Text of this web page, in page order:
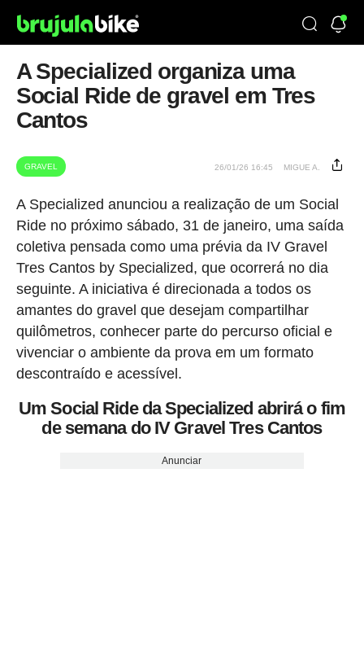
A Specialized organiza uma
Social Ride de gravel em Tres
Cantos
GRAVEL 26/01/26 16:45 MIGUE A.
A Specialized anunciou a realização de um Social
Ride no próximo sábado, 31 de janeiro, uma saída
coletiva pensada como uma prévia da IV Gravel
Tres Cantos by Specialized, que ocorrerá no dia
seguinte. A iniciativa é direcionada a todos os
amantes do gravel que desejam compartilhar
quilômetros, conhecer parte do percurso oficial e
vivenciar o ambiente da prova em um formato
descontraído e acessível.
Um Social Ride da Specialized abrirá o fim
de semana do IV Gravel Tres Cantos
Anunciar